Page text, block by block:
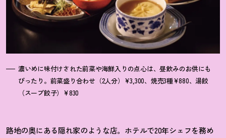
濃いめに味付けされた前菜や海鮮入りの点心は、昼飲みのお供にも
ぴったり。前菜盛り合わせ（2人分）¥3,300、焼売3種¥880、湯餃
（スープ餃子）¥830
路地の奥にある隠れ家のような店。ホテルで20年シェフを務め